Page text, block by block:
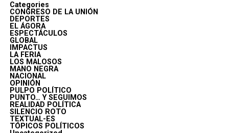
Categories
CONGRESO DE LA UNIÓN
DEPORTES
EL ÁGORA
ESPECTÁCULOS
GLOBAL
IMPACTUS
LA FERIA
LOS MALOSOS
MANO NEGRA
NACIONAL
OPINIÓN
PULPO POLÍTICO
PUNTO… Y SEGUIMOS
REALIDAD POLÍTICA
SILENCIO ROTO
TEXTUAL-ES
TÓPICOS POLÍTICOS